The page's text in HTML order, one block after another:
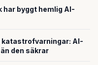
har byggt hemlig AI-
AI-
den säkrar